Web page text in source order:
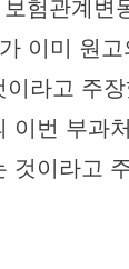
험관계변
이미 원
라고 주
이번 부과
것이라고